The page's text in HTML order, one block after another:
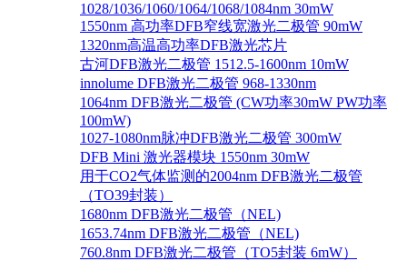
1028/1036/1060/1064/1068/1084nm 30mW
1550nm 高功率DFB窄线宽激光二极管 90mW
1320nm高温高功率DFB激光芯片
古河DFB激光二极管 1512.5-1600nm 10mW
innolume DFB激光二极管 968-1330nm
1064nm DFB激光二极管 (CW功率30mW PW功率
100mW)
1027-1080nm脉冲DFB激光二极管 300mW
DFB Mini 激光器模块 1550nm 30mW
用于CO2气体监测的2004nm DFB激光二极管
（TO39封装）
1680nm DFB激光二极管（NEL)
1653.74nm DFB激光二极管（NEL)
760.8nm DFB激光二极管（TO5封装 6mW）